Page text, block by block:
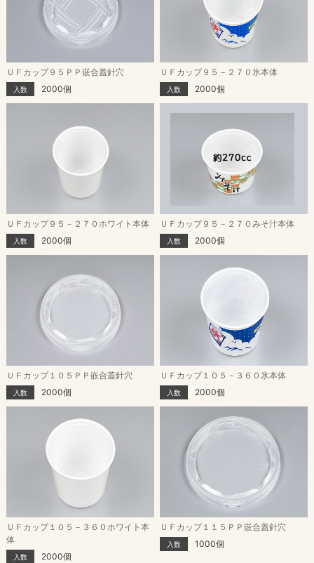
ＵＦカップ９５ＰＰ嵌合蓋針穴
入数 2000個
ＵＦカップ９５－２７０氷本体
入数 2000個
ＵＦカップ９５－２７０ホワイト本体
入数 2000個
ＵＦカップ９５－２７０みそ汁本体
入数 2000個
ＵＦカップ１０５ＰＰ嵌合蓋針穴
入数 2000個
ＵＦカップ１０５－３６０氷本体
入数 2000個
ＵＦカップ１０５－３６０ホワイト本
体
入数 2000個
ＵＦカップ１１５ＰＰ嵌合蓋針穴
入数 1000個